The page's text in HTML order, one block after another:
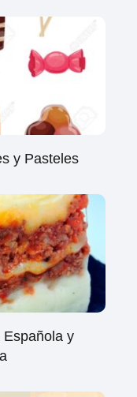
y Pasteles
Española y